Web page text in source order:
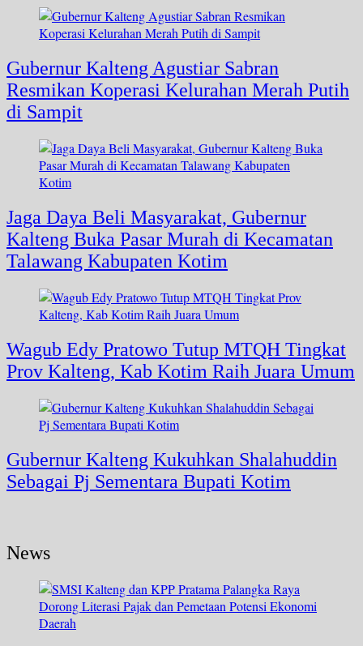
Gubernur Kalteng Agustiar Sabran
Resmikan Koperasi Kelurahan Merah Putih
di Sampit
Jaga Daya Beli Masyarakat, Gubernur
Kalteng Buka Pasar Murah di Kecamatan
Talawang Kabupaten Kotim
Wagub Edy Pratowo Tutup MTQH Tingkat
Prov Kalteng, Kab Kotim Raih Juara Umum
Gubernur Kalteng Kukuhkan Shalahuddin
Sebagai Pj Sementara Bupati Kotim
News